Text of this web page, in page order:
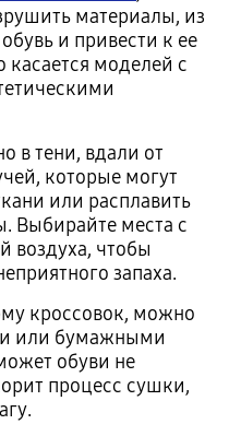
материалы, из
и привести к ее
моделей с
в тени, вдали от
которые могут
или расплавить
Выбирайте места с
воздуха, чтобы
запаха.
кроссовок, можно
или бумажными
обуви не
процесс сушки,